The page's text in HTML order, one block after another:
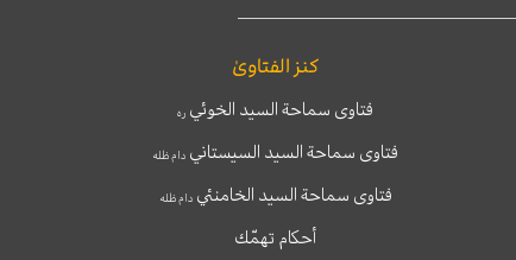
كنز الفتاوىٰ
فتاوى سماحة السيد الخوئي ره
فتاوى سماحة السيد السيستاني دام ظله
فتاوى سماحة السيد الخامنئيدام ظله
أحكام تهمّك